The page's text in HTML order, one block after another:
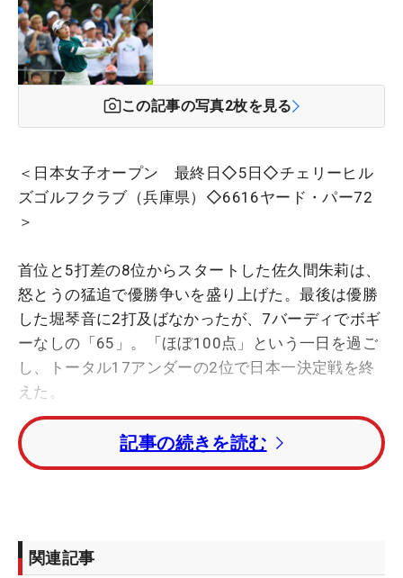
この記事の写真2枚を見る
＜日本女子オープン 最終日◇5日◇チェリーヒル
ズゴルフクラブ（兵庫県）◇6616ヤード・パー72
＞
首位と5打差の8位からスタートした佐久間朱莉は、
怒とうの猛追で優勝争いを盛り上げた。最後は優勝
した堀琴音に2打及ばなかったが、7バーディでボギ
ーなしの「65」。「ほぼ100点」という一日を過ご
し、トータル17アンダーの2位で日本一決定戦を終
えた。
「早いうちに5打伸ばしてトップに追いつく」とい
うのがスタート時の目標。その思惑通り、前半だけ
ーできました」。最終18番パー5では、残り206ヤ
ードの2打目で3番ウッドを握り、「プレッシャーを
記事の続きを読む
関連記事